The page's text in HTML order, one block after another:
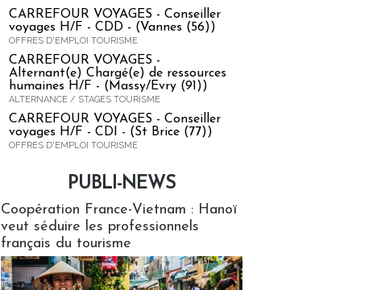
CARREFOUR VOYAGES - Conseiller
voyages H/F - CDD - (Vannes (56))
OFFRES D'EMPLOI TOURISME
CARREFOUR VOYAGES -
Alternant(e) Chargé(e) de ressources
humaines H/F - (Massy/Evry (91))
ALTERNANCE / STAGES TOURISME
CARREFOUR VOYAGES - Conseiller
voyages H/F - CDI - (St Brice (77))
OFFRES D'EMPLOI TOURISME
PUBLI-NEWS
Coopération France-Vietnam : Hanoï
veut séduire les professionnels
français du tourisme